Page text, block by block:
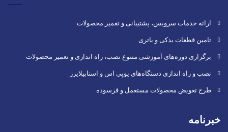
ارائه خدمات سرویس، پشتیبانی و تعمیر محصولات
تامین قطعات یدکی و باتری
برگزاری دوره‌های آموزشی متنوع نصب، راه اندازی و تعمیر محصولات
نصب و راه‌ اندازی دستگاه‌های یوپی اس و استابیلایزر
طرح تعویض محصولات مستعمل و فرسوده
خبرنامه